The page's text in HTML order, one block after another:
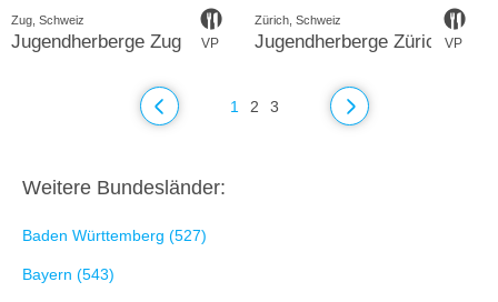
VP
Zug, Schweiz
Jugendherberge Zug VP
Zürich, Schweiz
Jugendherberge Zürich
1 2 3
Weitere Bundesländer:
Baden Württemberg (527)
Bayern (543)